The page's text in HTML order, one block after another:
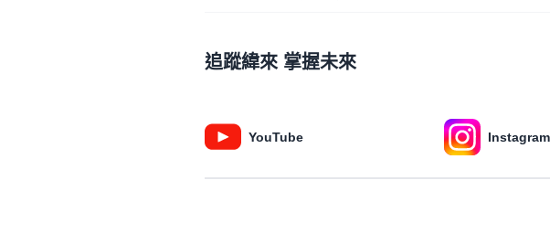
追蹤緯來 掌握未來
YouTube Instagram